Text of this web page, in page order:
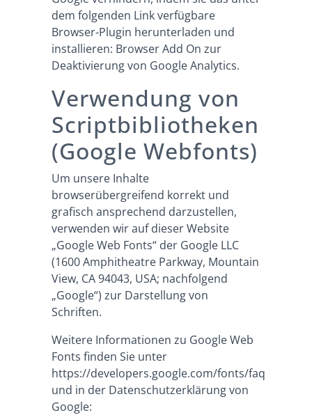
dem folgenden Link verfügbare
Browser-Plugin herunterladen und
installieren: Browser Add On zur
Deaktivierung von Google Analytics.
Verwendung von
Scriptbibliotheken
(Google Webfonts)
Um unsere Inhalte
browserübergreifend korrekt und
grafisch ansprechend darzustellen,
verwenden wir auf dieser Website
„Google Web Fonts“ der Google LLC
(1600 Amphitheatre Parkway, Mountain
View, CA 94043, USA; nachfolgend
„Google“) zur Darstellung von
Schriften.
Weitere Informationen zu Google Web
Fonts finden Sie unter
https://developers.google.com/fonts/faq
und in der Datenschutzerklärung von
Google: